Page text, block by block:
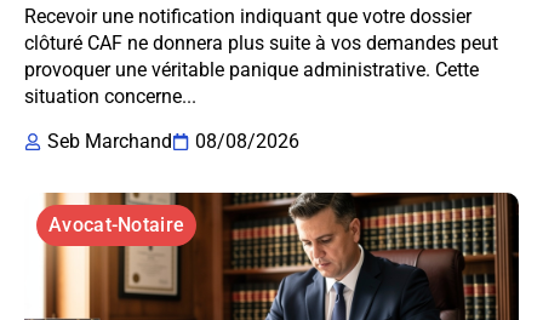
Recevoir une notification indiquant que votre dossier
clôturé CAF ne donnera plus suite à vos demandes peut
provoquer une véritable panique administrative. Cette
situation concerne...
Seb Marchand
08/08/2026
Avocat-Notaire